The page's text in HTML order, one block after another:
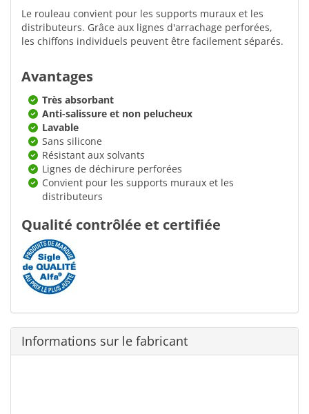
Le rouleau convient pour les supports muraux et les
distributeurs. Grâce aux lignes d'arrachage perforées,
les chiffons individuels peuvent être facilement séparés.
Avantages
Très absorbant
Anti-salissure et non pelucheux
Lavable
Sans silicone
Résistant aux solvants
Lignes de déchirure perforées
Convient pour les supports muraux et les
distributeurs
Qualité contrôlée et certifiée
Informations sur le fabricant